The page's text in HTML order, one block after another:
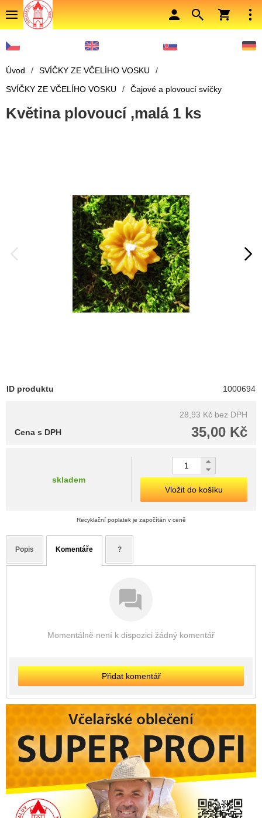
Úvod / SVÍČKY ZE VČELÍHO VOSKU
/
SVÍČKY ZE VČELÍHO VOSKU
/ Čajové a plovoucí svíčky
Květina plovoucí ,malá 1 ks
ID produktu 1000694
28,93 Kč bez DPH
35,00 Kč
Cena s DPH
skladem
Vložit do košíku
Recyklační poplatek je započítán v ceně
Popis Komentáře ?
Momentálně není k dispozici žádný komentář
Přidat komentář